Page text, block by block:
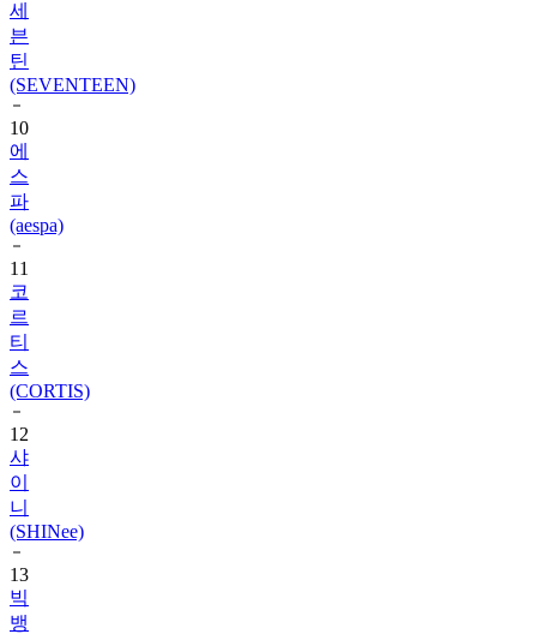
세
븐
틴
(SEVENTEEN)
10
에
스
파
(aespa)
11
코
르
티
스
(CORTIS)
12
샤
이
니
(SHINee)
13
빅
뱅